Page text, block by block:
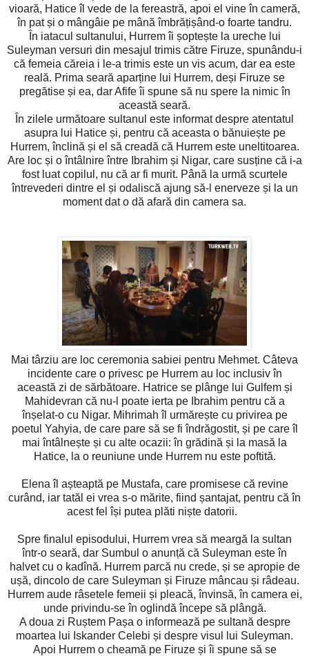
vioară, Hatice îl vede de la fereastră, apoi el vine în cameră,
în pat și o mângâie pe mână îmbrățișând-o foarte tandru.
În iatacul sultanului, Hurrem îi șoptește la ureche lui
Suleyman versuri din mesajul trimis către Firuze, spunându-i
că femeia căreia i le-a trimis este un vis acum, dar ea este
reală. Prima seară aparține lui Hurrem, deși Firuze se
pregătise și ea, dar Afife îi spune să nu spere la nimic în
această seară.
În zilele următoare sultanul este informat despre atentatul
asupra lui Hatice și, pentru că aceasta o bănuiește pe
Hurrem, înclină și el să creadă că Hurrem este uneltitoarea.
Are loc și o întâlnire între Ibrahim și Nigar, care susține că i-a
fost luat copilul, nu că ar fi murit. Până la urmă scurtele
întrevederi dintre el și odaliscă ajung să-l enerveze și la un
moment dat o dă afară din camera sa.
Mai târziu are loc ceremonia sabiei pentru Mehmet. Câteva
incidente care o privesc pe Hurrem au loc inclusiv în
această zi de sărbătoare. Hatrice se plânge lui Gulfem și
Mahidevran că nu-l poate ierta pe Ibrahim pentru că a
înșelat-o cu Nigar. Mihrimah îl urmărește cu privirea pe
poetul Yahyia, de care pare să se fi îndrăgostit, și pe care îl
mai întâlnește și cu alte ocazii: în grădină și la masă la
Hatice, la o reuniune unde Hurrem nu este poftită.
Elena îl așteaptă pe Mustafa, care promisese că revine
curând, iar tatăl ei vrea s-o mărite, fiind șantajat, pentru că în
acest fel își putea plăti niște datorii.
Spre finalul episodului, Hurrem vrea să meargă la sultan
într-o seară, dar Sumbul o anunță că Suleyman este în
halvet cu o kadînă. Hurrem parcă nu crede, și se apropie de
ușă, dincolo de care Suleyman și Firuze mâncau și râdeau.
Hurrem aude râsetele femeii și pleacă, învinsă, în camera ei,
unde privindu-se în oglindă începe să plângă.
A doua zi Ruștem Pașa o informează pe sultană despre
moartea lui Iskander Celebi și despre visul lui Suleyman.
Apoi Hurrem o cheamă pe Firuze și îi spune să se